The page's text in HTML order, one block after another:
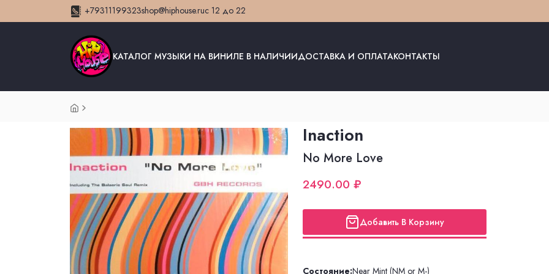
+79311199323shop@hiphouse.ruс 12 до 22
КАТАЛОГ МУЗЫКИ НА ВИНИЛЕ В НАЛИЧИИДОСТАВКА И ОПЛАТАКОНТАКТЫ
Inaction
No More Love
2490.00 ₽
Добавить В Корзину
Состояние:Near Mint (NM or M-)